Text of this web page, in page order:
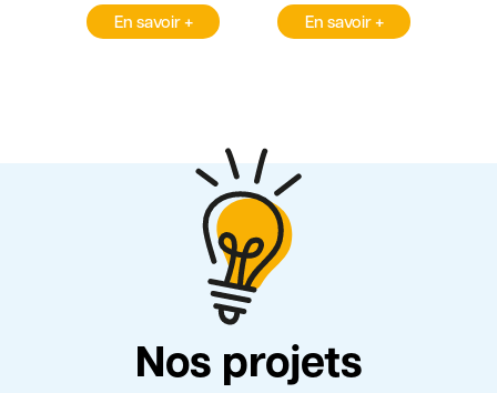
En savoir + En savoir +
Nos projets